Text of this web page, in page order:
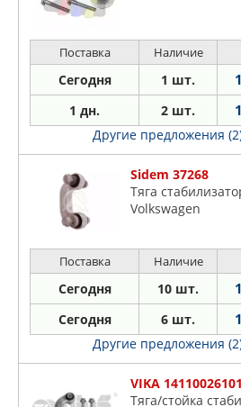
Поставка Наличие
Сегодня 1 шт.
1 дн. 2 шт.
Другие предложения
Sidem 37268
Тяга
Volkswagen
Поставка Наличие
Сегодня 10 шт.
Сегодня 6 шт.
Другие предложения
VIKA 14110026101
Тяга/стойка